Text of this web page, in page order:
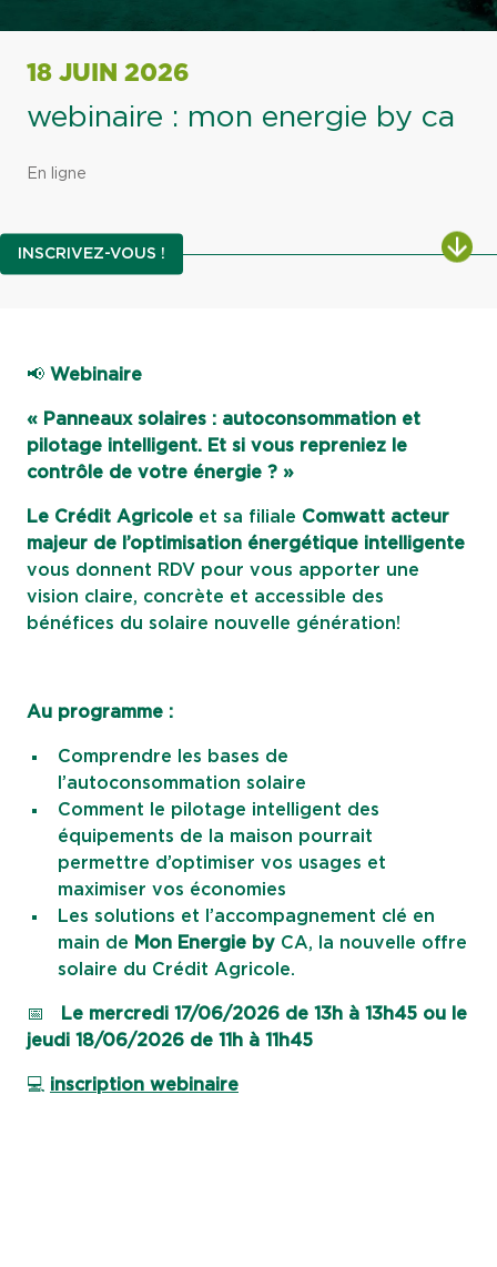
18 JUIN 2026
webinaire : mon energie by ca
En ligne
INSCRIVEZ-VOUS !
📢 Webinaire
« Panneaux solaires : autoconsommation et
pilotage intelligent. Et si vous repreniez le
contrôle de votre énergie ? »
Le Crédit Agricole et sa filiale Comwatt acteur
majeur de l’optimisation énergétique intelligente
vous donnent RDV pour vous apporter une
vision claire, concrète et accessible des
bénéfices du solaire nouvelle génération!
Au programme :
Comprendre les bases de
l’autoconsommation solaire
Comment le pilotage intelligent des
équipements de la maison pourrait
permettre d’optimiser vos usages et
maximiser vos économies
Les solutions et l’accompagnement clé en
main de Mon Energie by CA, la nouvelle offre
solaire du Crédit Agricole.
📅
Le mercredi 17/06/2026 de 13h à 13h45 ou le
jeudi 18/06/2026 de 11h à 11h45
💻 inscription webinaire